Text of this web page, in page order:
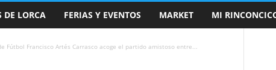
DE LORCA FERIAS Y EVENTOS MARKET MI
Fútbol Francisco Artés Carrasco acoge el partido amistoso entre...